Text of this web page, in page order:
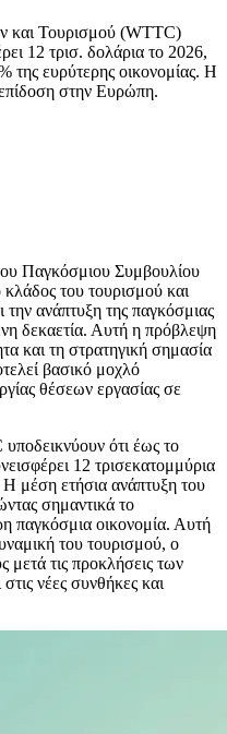
και Τουρισμού (WTTC)
12 τρισ. δολάρια το 2026,
της ευρύτερης οικονομίας. Η
στην Ευρώπη.
Παγκόσμιου Συμβουλίου
του τουρισμού και
την ανάπτυξη της παγκόσμιας
δεκαετία. Αυτή η πρόβλεψη
και τη στρατηγική σημασία
βασικό μοχλό
θέσεων εργασίας σε
ότι έως το
12 τρισεκατομμύρια
μέση ετήσια ανάπτυξη του
σημαντικά το
παγκόσμια οικονομία. Αυτή
του τουρισμού, ο
μετά τις προκλήσεις των
νέες συνθήκες και